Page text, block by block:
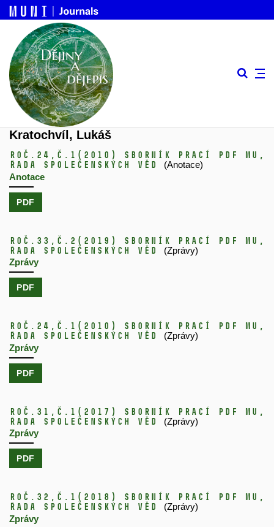
Kratochvíl, Lukáš
Roč.24, č.1 (2010)
Sborník prací PdF MU,
řada společenských věd
(Anotace)
Anotace
PDF
Roč.33, č.2 (2019)
Sborník prací PdF MU,
řada společenských věd
(Zprávy)
Zprávy
PDF
Roč.24, č.1 (2010)
Sborník prací PdF MU,
řada společenských věd
(Zprávy)
Zprávy
PDF
Roč.31, č.1 (2017)
Sborník prací PdF MU,
řada společenských věd
(Zprávy)
Zprávy
PDF
Roč.32, č.1 (2018)
Sborník prací PdF MU,
řada společenských věd
(Zprávy)
Zprávy